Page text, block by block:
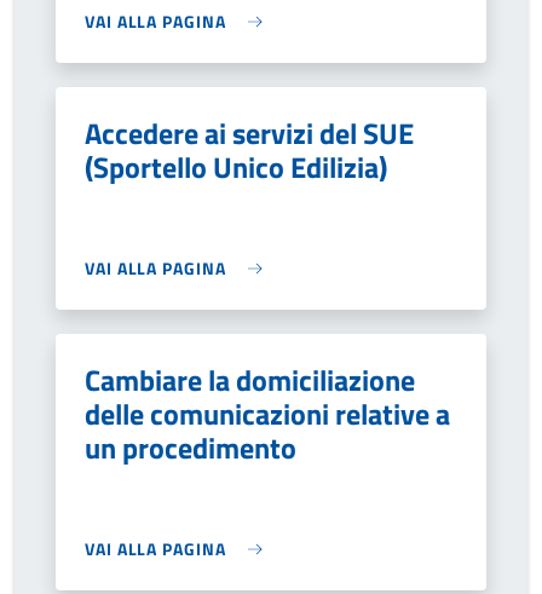
VAI ALLA PAGINA
Accedere ai servizi del SUE
(Sportello Unico Edilizia)
VAI ALLA PAGINA
Cambiare la domiciliazione
delle comunicazioni relative a
un procedimento
VAI ALLA PAGINA